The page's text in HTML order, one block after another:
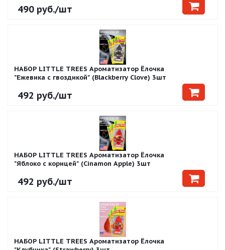
490 руб./шт
НАБОР LITTLE TREES Ароматизатор Ёлочка
"Ежевика с гвоздикой" (Blackberry Clove) 3шт
492 руб./шт
НАБОР LITTLE TREES Ароматизатор Ёлочка
"Яблоко с корицей" (Cinamon Apple) 3шт
492 руб./шт
НАБОР LITTLE TREES Ароматизатор Ёлочка